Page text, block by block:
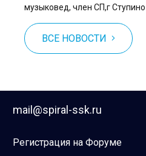
музыковед, член СП,г
ВСЕ НОВОСТИ
mail@spiral-ssk.ru
Регистрация на Форуме